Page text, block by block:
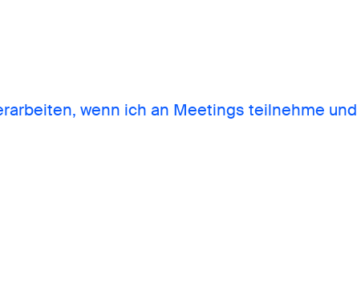
wenn ich an Meetings teilnehme und